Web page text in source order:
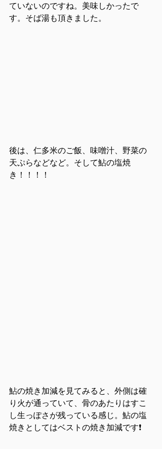
ていないのですね。美味しかったで
す。そば湯も頂きました。
後は、仁多米のご飯、味噌汁、野菜の
天ぷらなどなど。そして鮎の塩焼
き！！！！
鮎の焼き加減を見てみると、外側は確
り火が通っていて、骨のあたりはすこ
し生っぽさが残っている感じ。鮎の塩
焼きとしてはベストの焼き加減です❗